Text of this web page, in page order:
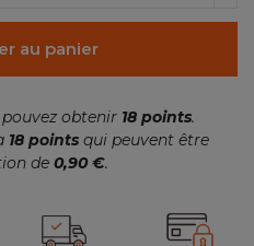
au panier
obtenir 18 points.
18 points qui peuvent être
de 0,90 €.